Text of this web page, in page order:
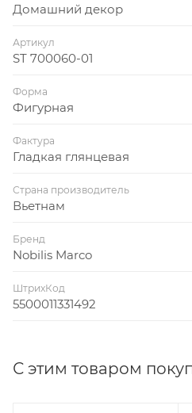
Домашний декор
Артикул
ST 700060-01
Форма
Фигурная
Фактура
Гладкая глянцевая
Страна производитель
Вьетнам
Бренд
Nobilis Marco
ШтрихКод
5500011331492
С этим товаром